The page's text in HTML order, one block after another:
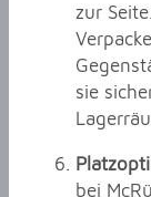
zur
sie
bei